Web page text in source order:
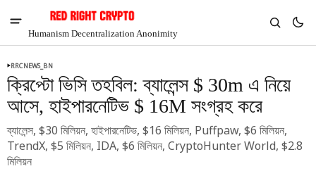
Humanism Decentralization Anonimity
RRCNEWS_BN
ক্রিপ্টো ভিসি তহবিল: ব্যালেন্স $ 30m এ নিয়ে
আসে, হাইপারনেটিভ $ 16M সংগ্রহ করে
ব্যালেন্স, $30 মিলিয়ন, হাইপারনেটিভ, $16 মিলিয়ন, Puffpaw, $6 মিলিয়ন,
TrendX, $5 মিলিয়ন, IDA, $6 মিলিয়ন, CryptoHunter World, $2.8
মিলিয়ন